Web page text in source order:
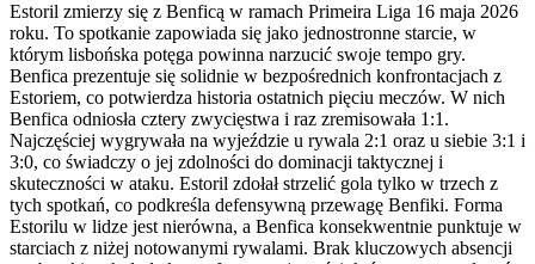
Estoril zmierzy się z Benficą w ramach Primeira Liga 16 maja 2026
roku. To spotkanie zapowiada się jako jednostronne starcie, w
którym lisbońska potęga powinna narzucić swoje tempo gry.
Benfica prezentuje się solidnie w bezpośrednich konfrontacjach z
Estoriem, co potwierdza historia ostatnich pięciu meczów. W nich
Benfica odniosła cztery zwycięstwa i raz zremisowała 1:1.
Najczęściej wygrywała na wyjeździe u rywala 2:1 oraz u siebie 3:1 i
3:0, co świadczy o jej zdolności do dominacji taktycznej i
skuteczności w ataku. Estoril zdołał strzelić gola tylko w trzech z
tych spotkań, co podkreśla defensywną przewagę Benfiki. Forma
Estorilu w lidze jest nierówna, a Benfica konsekwentnie punktuje w
starciach z niżej notowanymi rywalami. Brak kluczowych absencji